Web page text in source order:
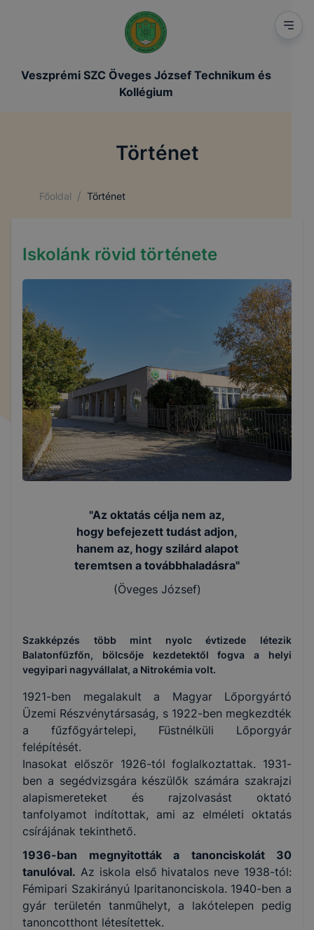
Veszprémi SZC Öveges József Technikum és
Kollégium
Történet
Főoldal / Történet
Iskolánk rövid története
"Az oktatás célja nem az,
hogy befejezett tudást adjon,
hanem az, hogy szilárd alapot
teremtsen a továbbhaladásra"
(Öveges József)
Szakképzés több mint nyolc évtizede létezik
Balatonfűzfőn, bölcsője kezdetektől fogva a helyi
vegyipari nagyvállalat, a Nitrokémia volt.
1921-ben megalakult a Magyar Lőporgyártó
Üzemi Részvénytársaság, s 1922-ben megkezdték
a fűzfőgyártelepi, Füstnélküli Lőporgyár
felépítését.
Inasokat először 1926-tól foglalkoztattak. 1931-
ben a segédvizsgára készülők számára szakrajzi
alapismereteket és rajzolvasást oktató
tanfolyamot indítottak, ami az elméleti oktatás
csírájának tekinthető.
1936-ban megnyitották a tanonciskolát 30
tanulóval. Az iskola első hivatalos neve 1938-tól:
Fémipari Szakirányú Iparitanonciskola. 1940-ben a
gyár területén tanműhelyt, a lakótelepen pedig
tanoncotthont létesítettek.